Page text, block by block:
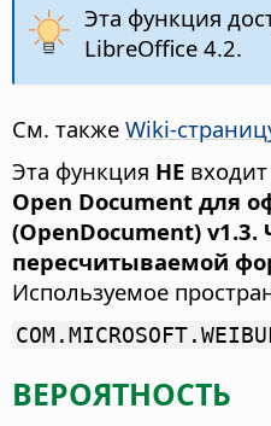
Эта функция
LibreOffice 4.2.
См. также Wiki-
Эта функция НЕ
Open Document для
(OpenDocument) v1.3.
пересчитываемой
Используемое
ВЕРОЯТНОСТЬ